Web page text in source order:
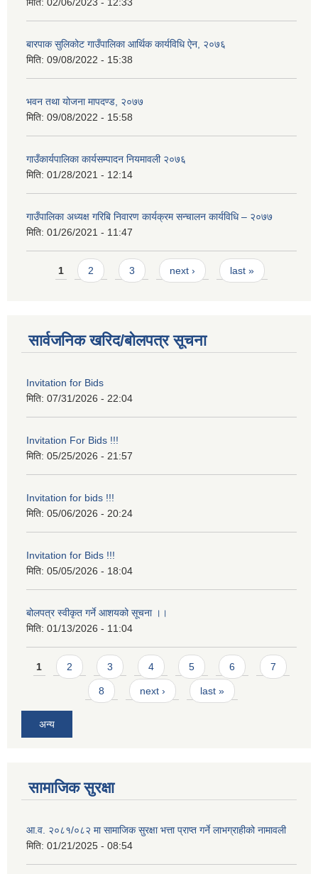
बारपाक सुलिकोट गाउँपालिका आर्थिक कार्यविधि ऐन, २०७६
मिति: 09/08/2022 - 15:38
भवन तथा योजना मापदण्ड, २०७७
मिति: 09/08/2022 - 15:58
गाउँकार्यपालिका कार्यसम्पादन नियमावली २०७६
मिति: 01/28/2021 - 12:14
गाउँपालिका अध्यक्ष गरिबि निवारण कार्यक्रम सन्चालन कार्यविधि – २०७७
मिति: 01/26/2021 - 11:47
Pages
1 2 3 next › last »
सार्वजनिक खरिद/बोलपत्र सूचना
Invitation for Bids
मिति: 07/31/2026 - 22:04
Invitation For Bids !!!
मिति: 05/25/2026 - 21:57
Invitation for bids !!!
मिति: 05/06/2026 - 20:24
Invitation for Bids !!!
मिति: 05/05/2026 - 18:04
बोलपत्र स्वीकृत गर्ने आशयको सूचना ।।
मिति: 01/13/2026 - 11:04
Pages
1 2 3 4 5 6 7
8 next › last »
अन्य
सामाजिक सुरक्षा
आ.व. २०८१/०८२ मा सामाजिक सुरक्षा भत्ता प्राप्त गर्ने लाभग्राहीको नामावली
मिति: 01/21/2025 - 08:54